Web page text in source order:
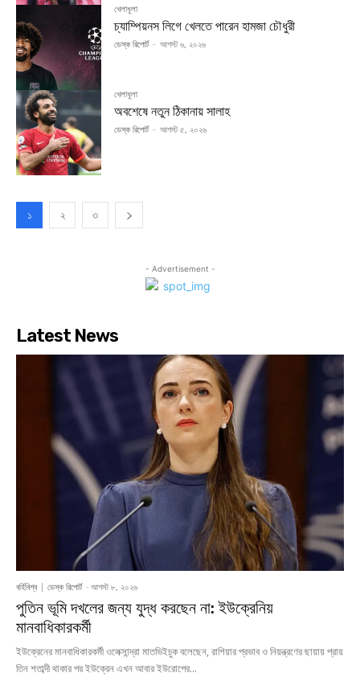
খেলাধূলা
চ্যাম্পিয়নস লিগে খেলতে পারেন হামজা চৌধুরী
ডেস্ক রিপোর্ট - আগস্ট ৬, ২০২৬
খেলাধূলা
অবশেষে নতুন ঠিকানায় সালাহ
ডেস্ক রিপোর্ট - আগস্ট ৫, ২০২৬
১ ২ ৩
- Advertisement -
Latest News
বর্হিবিশ্ব ডেস্ক রিপোর্ট - আগস্ট ৮, ২০২৬
পুতিন ভূমি দখলের জন্য যুদ্ধ করছেন না: ইউক্রেনিয়
মানবাধিকারকর্মী
ইউক্রেনের মানবাধিকারকর্মী ওলেক্সান্দ্রা মাতভিইচুক বলেছেন, রাশিয়ার প্রভাব ও নিয়ন্ত্রণের ছায়ায় প্রায়
তিন শতাব্দী থাকার পর ইউক্রেন এখন আবার ইউরোপের...